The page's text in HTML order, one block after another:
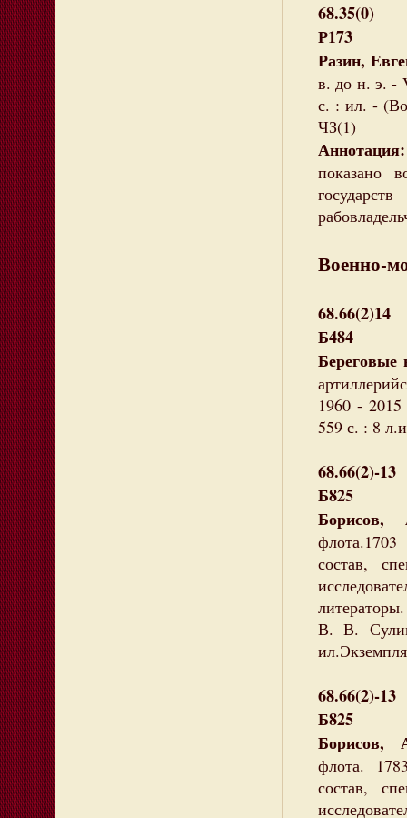
68.35(0)
Р173
Разин,
в. до н. э. -
с. : ил. -
ЧЗ(1)
показано
Военно-
68.66(2)14
Б484
1960 -
559 с. : 8
68.66(2)-13
Б825
Борисов,
состав,
В. В.
68.66(2)-13
Б825
Борисов,
флота.
состав,